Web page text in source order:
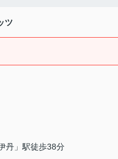
ツ
丹」駅徒歩38分